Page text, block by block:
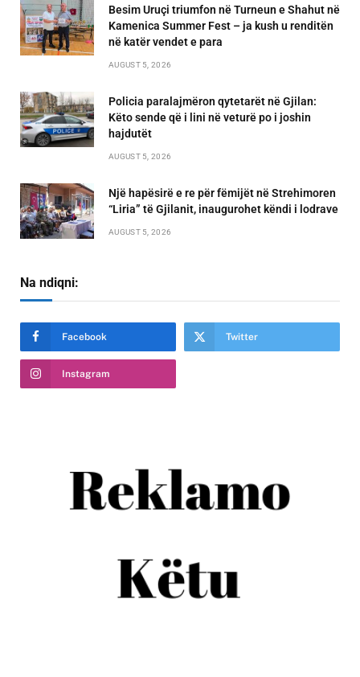
Besim Uruçi triumfon në Turneun e Shahut në
Kamenica Summer Fest – ja kush u renditën
në katër vendet e para
AUGUST 5, 2026
Policia paralajmëron qytetarët në Gjilan:
Këto sende që i lini në veturë po i joshin
hajdutët
AUGUST 5, 2026
Një hapësirë e re për fëmijët në Strehimoren
“Liria” të Gjilanit, inaugurohet këndi i lodrave
AUGUST 5, 2026
Na ndiqni:
Facebook Twitter
Instagram